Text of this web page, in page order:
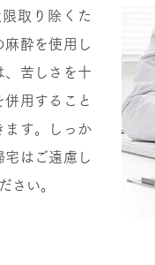
取り除くた
麻酔を使用し
、苦しさを十
用すること
ます。しっか
宅はご遠慮し
さい。